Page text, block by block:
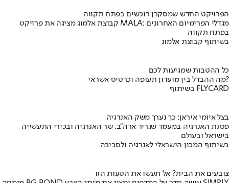
הפרויקט החדש שמסקרן רוכשים בפתח תקווה
קבוצת אלמוג מציגה את פרויקט MALA: מגדלי הפרימיום האחרונים
בפתח תקווה
בשיתוף קבוצת אלמוג
כל ההטבות שמגיעות לכם
מה ההבדל בין מועדון תעופה וכרטיס אשראי?
בשיתוף FLYCARD
בצל איומי איראן: כך נערך משק האנרגיה
פסגת האנרגיה במעמד שגריר ארה"ב, שר האנרגיה ובכירי התעשייה
בישראל ובעולם
בשיתוף המכון הישראלי לאנרגיה ולסביבה
צובעים את הבית? אל תעשו את הטעות הזו